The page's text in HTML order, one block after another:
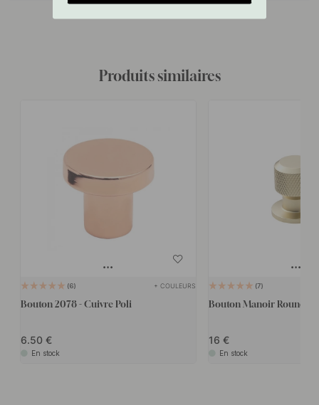
Produits similaires
6 + COULEURS
Bouton 2078 - Cuivre Poli
6.50
En stock
7
Bouton Manoir Round -
16
En stock